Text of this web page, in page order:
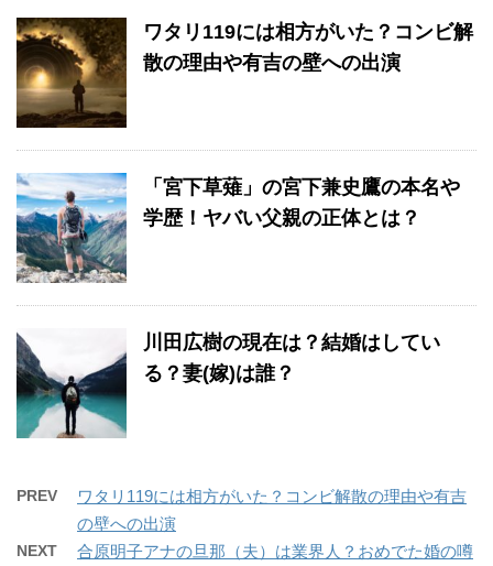
ワタリ119には相方がいた？コンビ解
散の理由や有吉の壁への出演
「宮下草薙」の宮下兼史鷹の本名や
学歴！ヤバい父親の正体とは？
川田広樹の現在は？結婚はしてい
る？妻(嫁)は誰？
PREV
ワタリ119には相方がいた？コンビ解散の理由や有吉
の壁への出演
NEXT
合原明子アナの旦那（夫）は業界人？おめでた婚の噂